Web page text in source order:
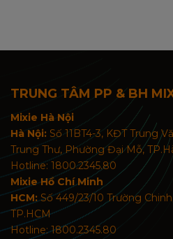
TRUNG TÂM PP & BH
Mixie Hà Nội
Hà Nội: Số 11BT4-3, KĐT Trung
Trung Thư, Phường Đại Mỗ,
Hotline: 1800.2345.80
Mixie Hồ Chí Minh
HCM:Số 449/23/10 Trường
TP.HCM
Hotline: 1800.2345.80